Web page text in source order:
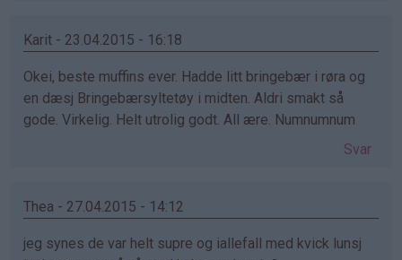
Karit - 23.04.2015 - 16:18
Okei, beste muffins ever. Hadde litt bringebær i røra og
en dæsj Bringebærsyltetøy i midten. Aldri smakt så
gode. Virkelig. Helt utrolig godt. All ære. Numnumnum
Svar
Thea - 27.04.2015 - 14:12
jeg synes de var helt supre og iallefall med kvick lunsj